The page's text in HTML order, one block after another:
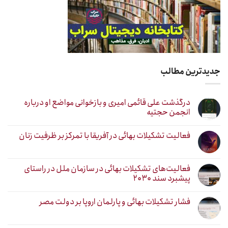
جدیدترین مطالب
درگذشت علی قائمی امیری و بازخوانی مواضع او درباره
انجمن حجتیه
فعالیت تشکیلات بهائی در آفریقا با تمرکز بر ظرفیت زنان
فعالیت‌های تشکیلات بهائی در سازمان ملل در راستای
پیشبرد سند ۲۰۳۰
فشار تشکیلات بهائی و پارلمان اروپا بر دولت مصر